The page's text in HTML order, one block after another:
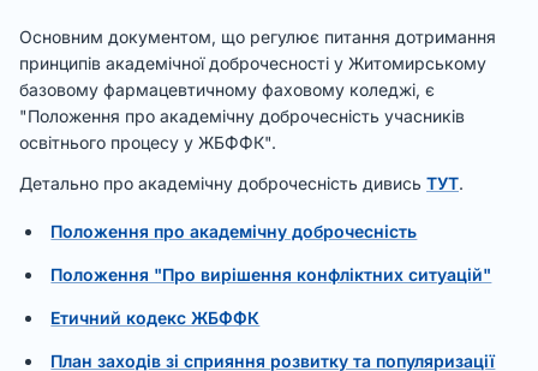
Основним документом, що регулює питання дотримання
принципів академічної доброчесності у Житомирському
базовому фармацевтичному фаховому коледжі, є
"Положення про академічну доброчесність учасників
освітнього процесу у ЖБФФК".
Детально про академічну доброчесність дивись ТУТ.
Положення про академічну доброчесність
Положення "Про вирішення конфліктних ситуацій"
Етичний кодекс ЖБФФК
План заходів зі сприяння розвитку та популяризації